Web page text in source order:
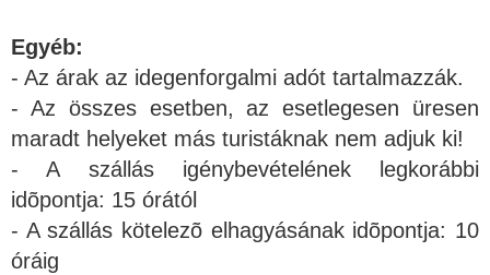
Egyéb:
- Az árak az idegenforgalmi adót tartalmazzák.
- Az összes esetben, az esetlegesen üresen
maradt helyeket más turistáknak nem adjuk ki!
- A szállás igénybevételének legkorábbi
idõpontja: 15 órától
- A szállás kötelezõ elhagyásának idõpontja: 10
óráig